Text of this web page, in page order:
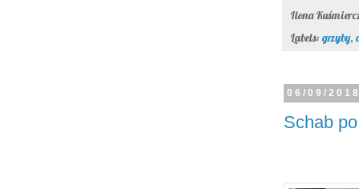
Ilona
Labels: grzyby,
06/09/
Schab